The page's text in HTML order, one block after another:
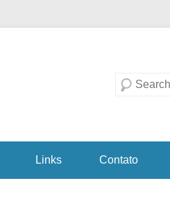
Pesquisa
Links Contato